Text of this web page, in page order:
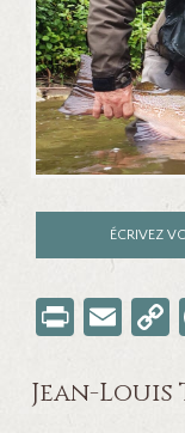
ÉCRIVEZ
Pr
t
E
ail
Jean-